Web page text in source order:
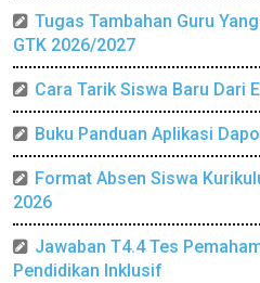
Tugas Tambahan Guru
GTK 2026/2027
Cara Tarik Siswa Baru Dari
Buku Panduan Aplikasi
Format Absen Siswa
2026
Jawaban T4.4 Tes
Pendidikan Inklusif